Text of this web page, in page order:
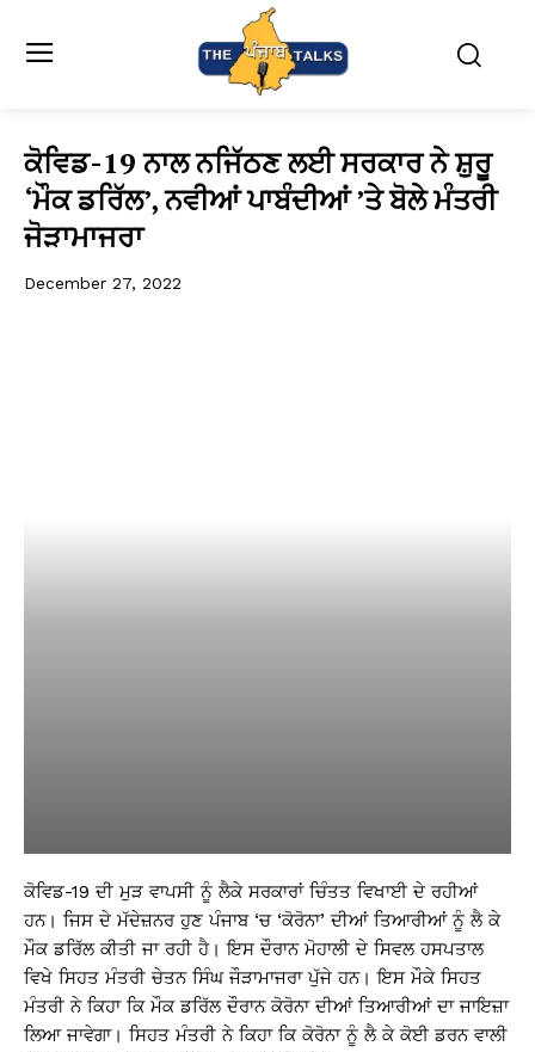
ਕੋਵਿਡ-19 ਨਾਲ ਨਜਿੱਠਣ ਲਈ ਸਰਕਾਰ ਨੇ ਸ਼ੁਰੂ
‘ਮੌਕ ਡਰਿੱਲ’, ਨਵੀਆਂ ਪਾਬੰਦੀਆਂ ’ਤੇ ਬੋਲੇ ਮੰਤਰੀ
ਜੋੜਾਮਾਜਰਾ
December 27, 2022
ਕੋਵਿਡ-19 ਦੀ ਮੁੜ ਵਾਪਸੀ ਨੂੰ ਲੈਕੇ ਸਰਕਾਰਾਂ ਚਿੰਤਤ ਵਿਖਾਈ ਦੇ ਰਹੀਆਂ
ਹਨ। ਜਿਸ ਦੇ ਮੱਦੇਜ਼ਨਰ ਹੁਣ ਪੰਜਾਬ ‘ਚ ‘ਕੋਰੋਨਾ’ ਦੀਆਂ ਤਿਆਰੀਆਂ ਨੂੰ ਲੈ ਕੇ
ਮੌਕ ਡਰਿੱਲ ਕੀਤੀ ਜਾ ਰਹੀ ਹੈ। ਇਸ ਦੌਰਾਨ ਮੋਹਾਲੀ ਦੇ ਸਿਵਲ ਹਸਪਤਾਲ
ਵਿਖੇ ਸਿਹਤ ਮੰਤਰੀ ਚੇਤਨ ਸਿੰਘ ਜੌੜਾਮਾਜਰਾ ਪੁੱਜੇ ਹਨ। ਇਸ ਮੌਕੇ ਸਿਹਤ
ਮੰਤਰੀ ਨੇ ਕਿਹਾ ਕਿ ਮੌਕ ਡਰਿੱਲ ਦੌਰਾਨ ਕੋਰੋਨਾ ਦੀਆਂ ਤਿਆਰੀਆਂ ਦਾ ਜਾਇਜ਼ਾ
ਲਿਆ ਜਾਵੇਗਾ। ਸਿਹਤ ਮੰਤਰੀ ਨੇ ਕਿਹਾ ਕਿ ਕੋਰੋਨਾ ਨੂੰ ਲੈ ਕੇ ਕੋਈ ਡਰਨ ਵਾਲੀ